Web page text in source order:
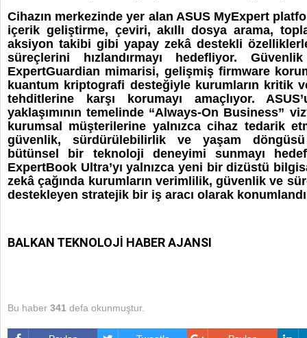
Cihazın merkezinde yer alan ASUS MyExpert
içerik geliştirme, çeviri, akıllı dosya arama,
aksiyon takibi gibi yapay zekâ destekli
süreçlerini hızlandırmayı hedefliyor.
ExpertGuardian mimarisi, gelişmiş firmware
kuantum kriptografi desteğiyle kurumların kritik
tehditlerine karşı korumayı amaçlıyor.
yaklaşımının temelinde “Always-On Business”
kurumsal müşterilerine yalnızca cihaz tedarik
güvenlik, sürdürülebilirlik ve yaşam
bütünsel bir teknoloji deneyimi sunmayı
ExpertBook Ultra’yı yalnızca yeni bir dizüstü
zekâ çağında kurumların verimlilik, güvenlik ve
destekleyen stratejik bir iş aracı olarak
BALKAN TEKNOLOJİ HABER AJANSI
Bu haber 341 defa okunmuştur.